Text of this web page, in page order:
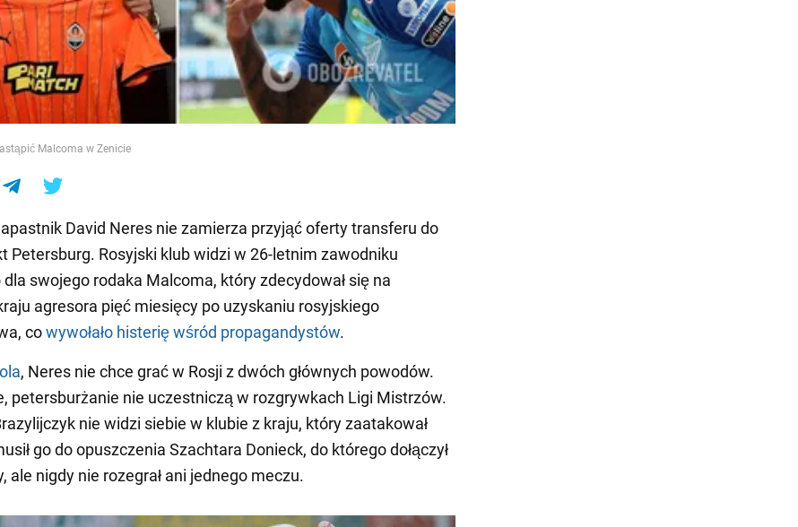
Malcoma w Zenicie
David Neres nie zamierza przyjąć oferty transferu do
Petersburg. Rosyjski klub widzi w 26-letnim zawodniku
swojego rodaka Malcoma, który zdecydował się na
agresora pięć miesięcy po uzyskaniu rosyjskiego
cowywołało histerię wśród propagandystów.
, Neres nie chce grać w Rosji z dwóch głównych powodów.
petersburżanie nie uczestniczą w rozgrywkach Ligi Mistrzów.
nie widzi siebie w klubie z kraju, który zaatakował
go do opuszczenia Szachtara Donieck, do którego dołączył
ale nigdy nie rozegrał ani jednego meczu.